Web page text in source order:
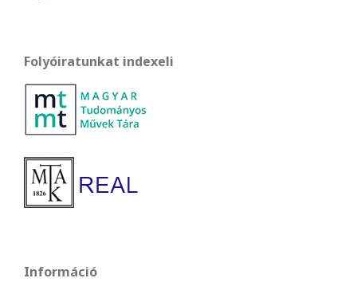
Folyóiratunkat indexeli
Információ